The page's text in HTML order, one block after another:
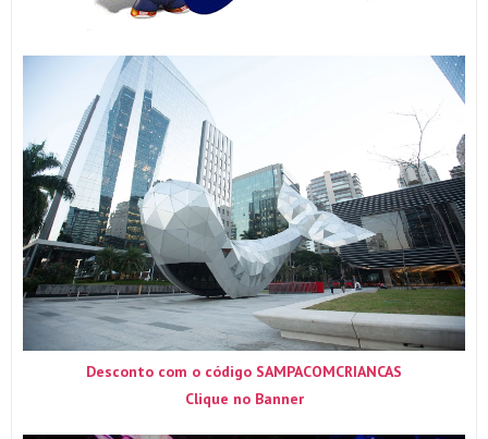
Desconto com o código SAMPACOMCRIANCAS
Clique no Banner